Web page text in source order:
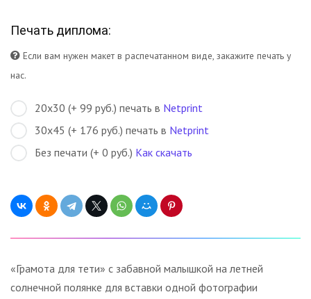
Печать диплома:
Если вам нужен макет в распечатанном виде, закажите печать у
нас.
20х30 (+ 99 руб.) печать в Netprint
30х45 (+ 176 руб.) печать в Netprint
Без печати (+ 0 руб.) Как скачать
«Грамота для тети» с забавной малышкой на летней
солнечной полянке для вставки одной фотографии